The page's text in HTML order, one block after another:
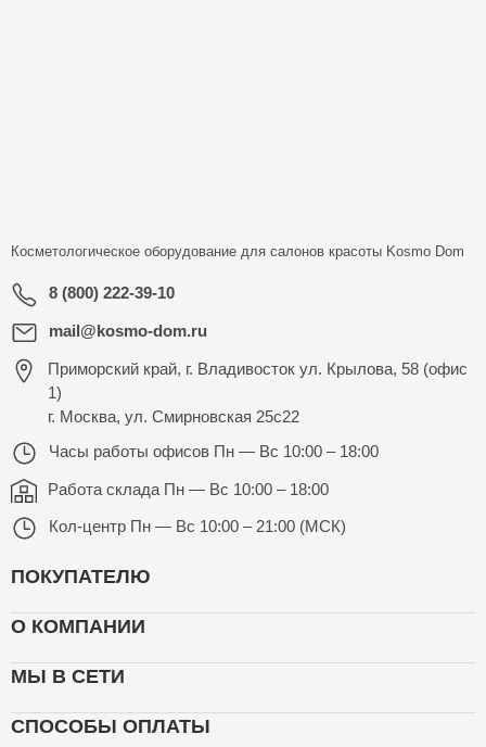
Косметологическое оборудование для салонов красоты Kosmo Dom
8 (800) 222-39-10
mail@kosmo-dom.ru
Приморский край, г. Владивосток ул. Крылова, 58 (офис
1)
г. Москва, ул. Смирновская 25с22
Часы работы офисов Пн — Вс 10:00 – 18:00
Работа склада Пн — Вс 10:00 – 18:00
Кол-центр Пн — Вс 10:00 – 21:00 (МСК)
ПОКУПАТЕЛЮ
О КОМПАНИИ
МЫ В СЕТИ
СПОСОБЫ ОПЛАТЫ